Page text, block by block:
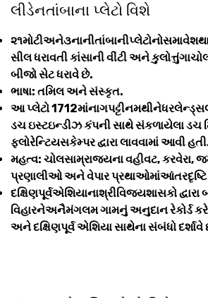
લીડેનતાંબાના પ્લેટો વિશે
સીલ ધરાવતી કાંસાની વીંટી અને
બીજો સેટ ધરાવે છે.
ભાષા: તમિલ અને સંસ્કૃત.
આ પ્લેટો
ડચ ઇસ્ટઇન્ડીઝ કંપની સાથે સંકળાયેલા ડચ
ફ્લોરેન્ટિયસકેમ્પર દ્વારા લાવવામાં આવી
મહત્વ: ચોલસામ્રાજ્યના વહીવટ, કરવેરા,
પ્રણાલીઓ અને વેપાર પ્રથાઓમાંઆંતરદૃષ્ટિ
દક્ષિણપૂર્વએશિયાનાશ્રીવિજયશાસકો દ્વારા
વિહારનેઅનૈમંગલમ ગામનું અનુદાન રેકોર્ડ કરે
અને દક્ષિણપૂર્વ એશિયા સાથેના સંબંધો દર્શાવે